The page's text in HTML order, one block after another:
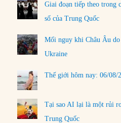
Giai đoạn tiếp theo trong
số của Trung Quốc
Mối nguy khi Châu Âu
Ukraine
Thế giới hôm nay: 06/08/
Tại sao AI lại là một rủi
Trung Quốc